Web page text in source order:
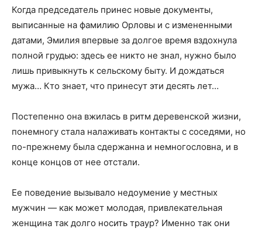
Когда председатель принес новые документы,
выписанные на фамилию Орловы и с измененными
датами, Эмилия впервые за долгое время вздохнула
полной грудью: здесь ее никто не знал, нужно было
лишь привыкнуть к сельскому быту. И дождаться
мужа… Кто знает, что принесут эти десять лет…
Постепенно она вжилась в ритм деревенской жизни,
понемногу стала налаживать контакты с соседями, но
по-прежнему была сдержанна и немногословна, и в
конце концов от нее отстали.
Ее поведение вызывало недоумение у местных
мужчин — как может молодая, привлекательная
женщина так долго носить траур? Именно так они